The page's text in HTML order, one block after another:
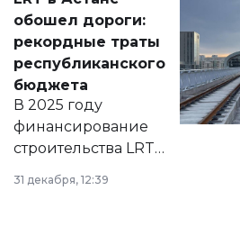
документ
появился в базе
нормативных
правовых актов и
на сайте маслихат
города.
обошел дороги:
рекордные траты
республиканского
бюджета
В 2025 году
финансирование
строительства LRT
в Астане из
республиканского
31 декабря, 12:39